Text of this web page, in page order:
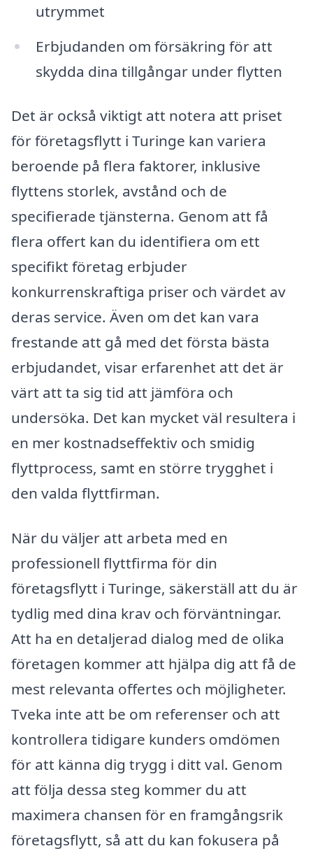
utrymmet
Erbjudanden om försäkring för att
skydda dina tillgångar under flytten
Det är också viktigt att notera att priset
för företagsflytt i Turinge kan variera
beroende på flera faktorer, inklusive
flyttens storlek, avstånd och de
specifierade tjänsterna. Genom att få
flera offert kan du identifiera om ett
specifikt företag erbjuder
konkurrenskraftiga priser och värdet av
deras service. Även om det kan vara
frestande att gå med det första bästa
erbjudandet, visar erfarenhet att det är
värt att ta sig tid att jämföra och
undersöka. Det kan mycket väl resultera i
en mer kostnadseffektiv och smidig
flyttprocess, samt en större trygghet i
den valda flyttfirman.
När du väljer att arbeta med en
professionell flyttfirma för din
företagsflytt i Turinge, säkerställ att du är
tydlig med dina krav och förväntningar.
Att ha en detaljerad dialog med de olika
företagen kommer att hjälpa dig att få de
mest relevanta offertes och möjligheter.
Tveka inte att be om referenser och att
kontrollera tidigare kunders omdömen
för att känna dig trygg i ditt val. Genom
att följa dessa steg kommer du att
maximera chansen för en framgångsrik
företagsflytt, så att du kan fokusera på